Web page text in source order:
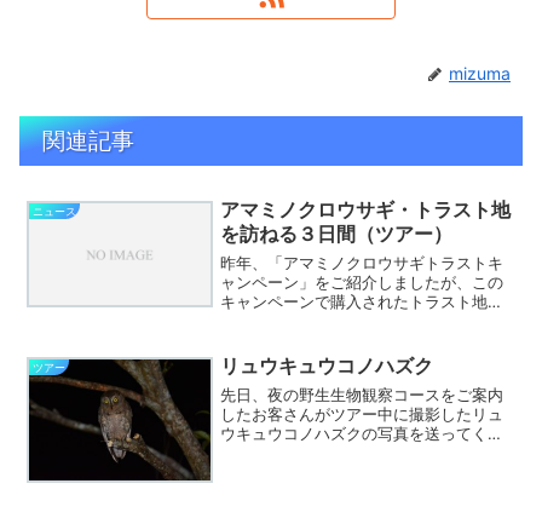
mizuma
関連記事
ニュース
アマミノクロウサギ・トラスト地
を訪ねる３日間（ツアー）
昨年、「アマミノクロウサギトラストキ
ャンペーン」をご紹介しましたが、この
キャンペーンで購入されたトラスト地を
た。「アマミノクロサギ・トラスト地を
訪ねる３日間」１１...
ツアー リュウキュウコノハズク
先日、夜の野生生物観察コースをご案内
したお客さんがツアー中に撮影したリュ
ウキュウコノハズクの写真を送ってくれ